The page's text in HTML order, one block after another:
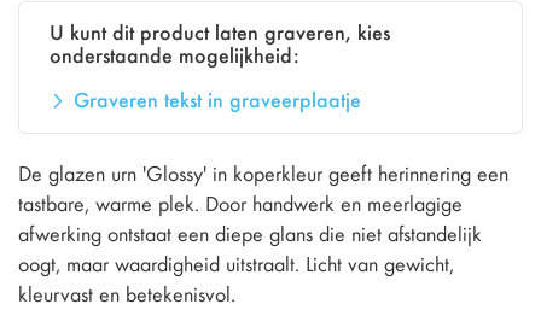
U kunt dit product laten graveren, kies
onderstaande mogelijkheid:
Graveren tekst in graveerplaatje
De glazen urn 'Glossy' in koperkleur geeft herinnering een
tastbare, warme plek. Door handwerk en meerlagige
afwerking ontstaat een diepe glans die niet afstandelijk
oogt, maar waardigheid uitstraalt. Licht van gewicht,
kleurvast en betekenisvol.